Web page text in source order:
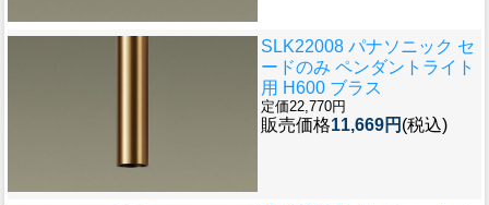
SLK22008 パナソニック セ
ードのみ ペンダントライト
用 H600 ブラス
定価22,770円
販売価格11,669円 (税込)